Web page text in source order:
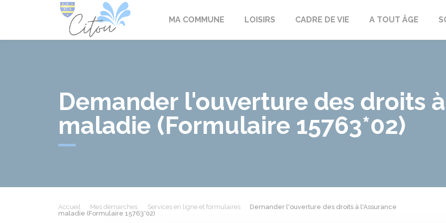
MA COMMUNE LOISIRS CADRE DE VIE A TOUT ÂGE
Demander l'ouverture des droits
maladie (Formulaire 15763*02)
Accueil Mes démarches Services en ligne et formulaires
Demander l'ouverture des droits à l'Assurance
maladie (Formulaire 15763*02)